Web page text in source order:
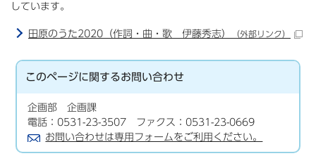
しています。
田原のうた2020（作詞・曲・歌 伊藤秀志） （外部リンク）
このページに関するお問い合わせ
企画部 企画課
電話：0531-23-3507 ファクス：0531-23-0669
お問い合わせは専用フォームをご利用ください。